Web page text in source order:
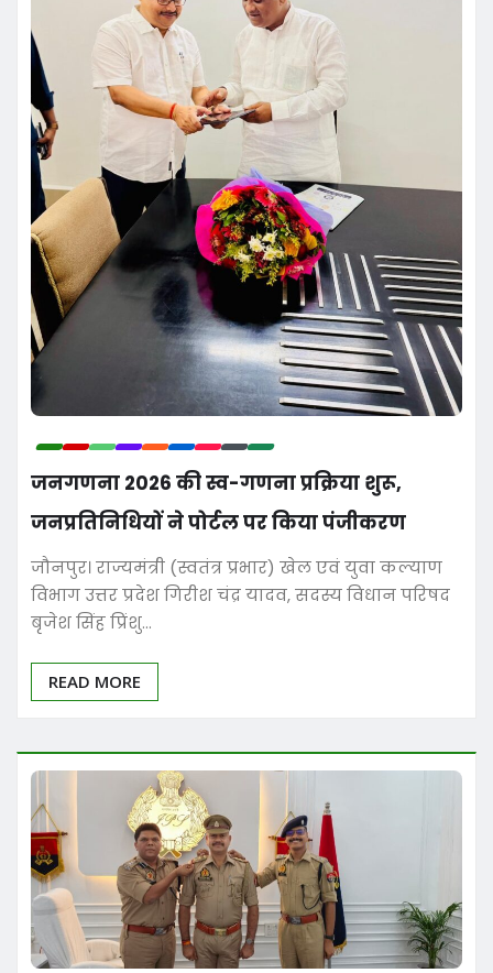
जनगणना 2026 की स्व-गणना प्रक्रिया शुरू,
जनप्रतिनिधियों ने पोर्टल पर किया पंजीकरण
जौनपुर। राज्यमंत्री (स्वतंत्र प्रभार) खेल एवं युवा कल्याण
विभाग उत्तर प्रदेश गिरीश चंद्र यादव, सदस्य विधान परिषद
बृजेश सिंह प्रिंशु…
READ MORE